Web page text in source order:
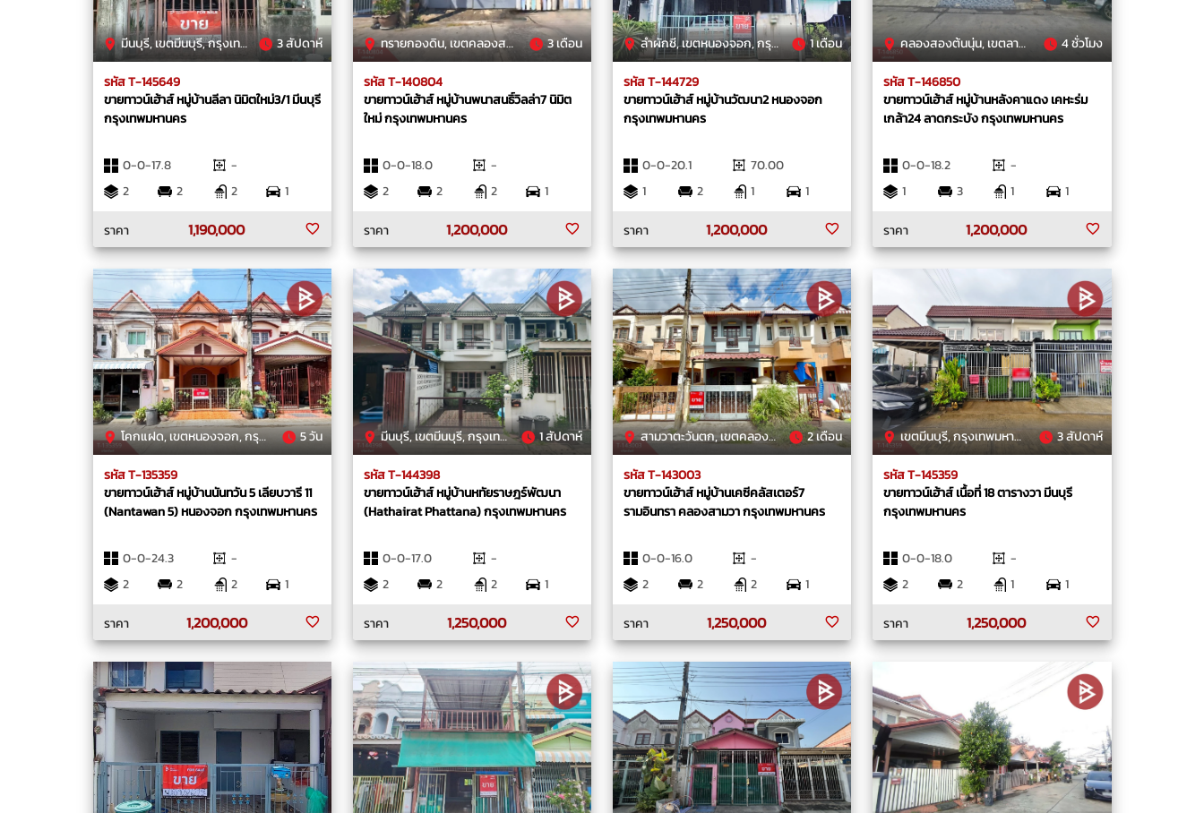
มีนบุรี, เขตมีนบุรี, กรุงเทพมหานคร 3 สัปดาห์
รหัส T-145649
ขายทาวน์เฮ้าส์ หมู่บ้านลีลา นิมิตใหม่3/1 มีนบุรี
กรุงเทพมหานคร
0-0-17.8
-
2
2 2
1
ราคา
1,190,000
ทรายกองดิน, เขตคลองสามวา, กรุงเทพมหานคร 3 เดือน
รหัส T-140804
ขายทาวน์เฮ้าส์ หมู่บ้านพนาสนธิ์วิลล่า7 นิมิต
ใหม่ กรุงเทพมหานคร
0-0-18.0
-
2
2 2
1
ราคา
1,200,000
ลำผักชี, เขตหนองจอก, กรุงเทพมหานคร 1 เดือน
รหัส T-144729
ขายทาวน์เฮ้าส์ หมู่บ้านวัฒนา2 หนองจอก
กรุงเทพมหานคร
0-0-20.1
70.00
1
2 1
1
ราคา
1,200,000
คลองสองต้นนุ่น, เขตลาดกระบัง, กรุงเทพมหานคร 4 ชั่วโมง
รหัส T-146850
ขายทาวน์เฮ้าส์ หมู่บ้านหลังคาแดง เคหะร่ม
เกล้า24 ลาดกระบัง กรุงเทพมหานคร
0-0-18.2
-
1
3 1
1
ราคา
1,200,000
โคกแฝด, เขตหนองจอก, กรุงเทพมหานคร 5 วัน
รหัส T-135359
ขายทาวน์เฮ้าส์ หมู่บ้านนันทวัน 5 เลียบวารี 11
(Nantawan 5) หนองจอก กรุงเทพมหานคร
0-0-24.3
-
2
2 2
1
ราคา
1,200,000
มีนบุรี, เขตมีนบุรี, กรุงเทพมหานคร 1 สัปดาห์
รหัส T-144398
ขายทาวน์เฮ้าส์ หมู่บ้านหทัยราษฎร์พัฒนา
(Hathairat Phattana) กรุงเทพมหานคร
0-0-17.0
-
2
2 2
1
ราคา
1,250,000
สามวาตะวันตก, เขตคลองสามวา, กรุงเทพมหานคร 2 เดือน
รหัส T-143003
ขายทาวน์เฮ้าส์ หมู่บ้านเคซีคลัสเตอร์7
รามอินทรา คลองสามวา กรุงเทพมหานคร
0-0-16.0
-
2
2 2
1
ราคา
1,250,000
เขตมีนบุรี, กรุงเทพมหานคร 3 สัปดาห์
รหัส T-145359
ขายทาวน์เฮ้าส์ เนื้อที่ 18 ตารางวา มีนบุรี
กรุงเทพมหานคร
0-0-18.0
-
2
2 1
1
ราคา
1,250,000